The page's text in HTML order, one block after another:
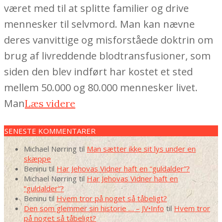
været med til at splitte familier og drive
mennesker til selvmord. Man kan nævne
deres vanvittige og misforståede doktrin om
brug af livreddende blodtransfusioner, som
siden den blev indført har kostet et sted
mellem 50.000 og 80.000 mennesker livet.
ManLæs videre
SENESTE KOMMENTARER
Michael Nørring til Man sætter ikke sit lys under en
skæppe
Beninu til Har Jehovas Vidner haft en “guldalder”?
Michael Nørring til Har Jehovas Vidner haft en
“guldalder”?
Beninu til Hvem tror på noget så tåbeligt?
Den som glemmer sin historie … – JV•Info til Hvem tror
på noget så tåbeligt?